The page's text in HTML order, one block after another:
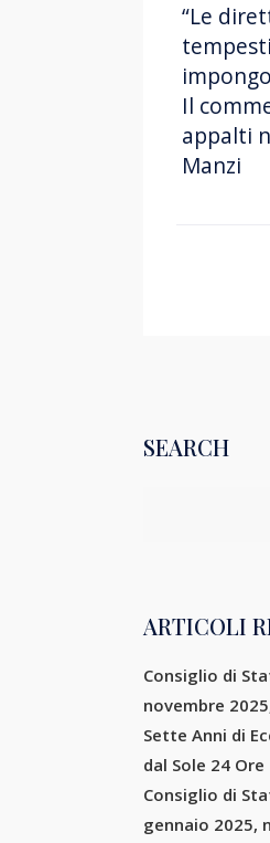
“Le
Il
appalti
Manzi
SEARCH
ARTICOLI
Consiglio di
novembre
Sette Anni di
dal Sole 24 Ore
Consiglio di
gennaio 2025,